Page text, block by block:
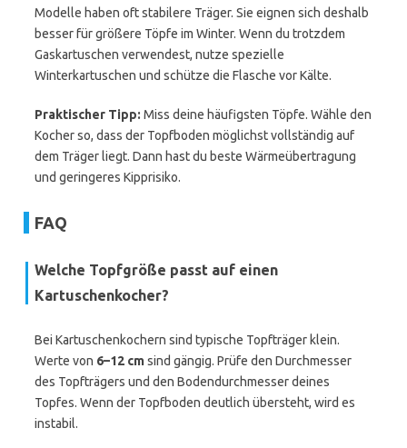
Modelle haben oft stabilere Träger. Sie eignen sich deshalb
besser für größere Töpfe im Winter. Wenn du trotzdem
Gaskartuschen verwendest, nutze spezielle
Winterkartuschen und schütze die Flasche vor Kälte.
Praktischer Tipp: Miss deine häufigsten Töpfe. Wähle den
Kocher so, dass der Topfboden möglichst vollständig auf
dem Träger liegt. Dann hast du beste Wärmeübertragung
und geringeres Kipprisiko.
FAQ
Welche Topfgröße passt auf einen
Kartuschenkocher?
Bei Kartuschenkochern sind typische Topfträger klein.
Werte von 6–12 cmsind gängig. Prüfe den Durchmesser
des Topfträgers und den Bodendurchmesser deines
Topfes. Wenn der Topfboden deutlich übersteht, wird es
instabil.